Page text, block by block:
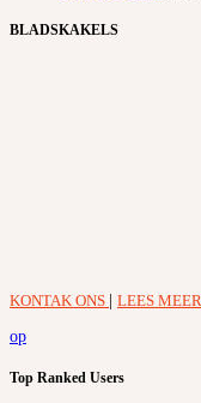
BLADSKAKELS
KONTAK ONS LEES
op
Top Ranked Users